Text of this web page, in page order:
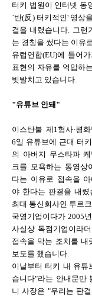
터키 법원이 인터넷 동
`반(反) 터키적인' 영상
결을 내렸습니다. 그런
는 경칭을 썼다는 이유
유럽연합(EU)에 들어
표현의 자유를 억압하
빗발치고 있습니다.
"유튜브 안돼"
이스탄불 제1형사·평
6일 유튜브에 근대 터
의 아버지 무스타파
크를 모욕하는 동영상
다는 이유로 접속을
야 한다는 판결을 내렸
최대 통신회사인 투르
국영기업이다가 2005
사실상 독점기업이라
접속을 막는 조치를 내
보도를 했습니다.
이날부터 터키 내 유튜
습니다"라는 안내문만
니 사장은 "우리는 판